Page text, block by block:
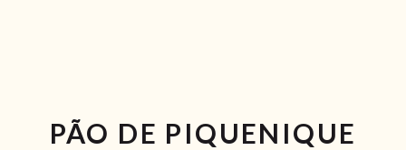
PÃO DE PIQUENIQUE